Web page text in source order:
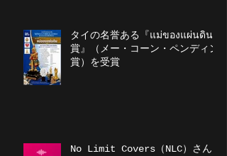
タイの名誉ある『แม่ของแผ่นดิน
賞』（メー・コーン・ペンディン
賞）を受賞
No Limit Covers（NLC）さん